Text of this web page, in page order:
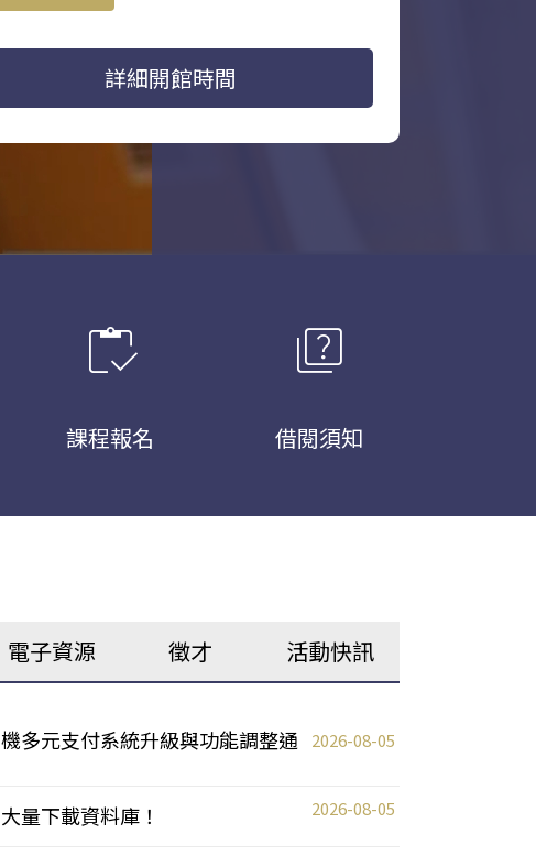
詳細開館時間
inventory
課程報名
quiz
借閱須知
電子資源 徵才 活動快訊
多元支付系統升級與功能調整通
2026-08-05
量下載資料庫！ 2026-08-05